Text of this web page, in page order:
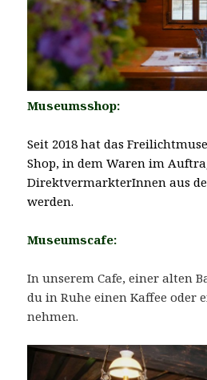
Museumsshop:
Seit 2018 hat das
Shop, in dem Waren im
DirektvermarkterInnen aus
werden.
Museumscafe:
In unserem Cafe, einer alten
du in Ruhe einen Kaffee oder
nehmen.